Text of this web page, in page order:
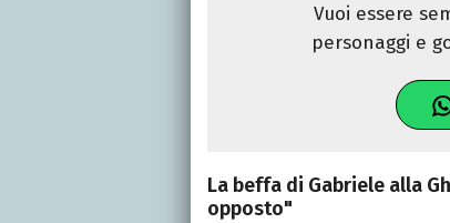
Vuoi essere
personaggi e
La beffa di Gabriele alla
opposto"